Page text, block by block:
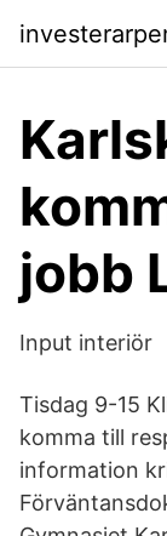
jobb
Input interiör
Tisdag 9-15
komma till
information